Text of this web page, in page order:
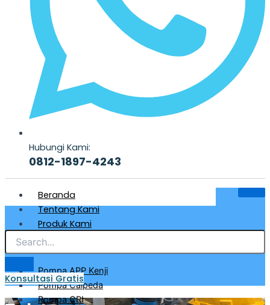
Hubungi Kami:
0812-1897-4243
Beranda
Tentang Kami
Produk Kami
Pompa Air Bersih & Industri
Pompa APP Kenji
Pompa Calpeda
Pompa CRI
Konsultasi Gratis